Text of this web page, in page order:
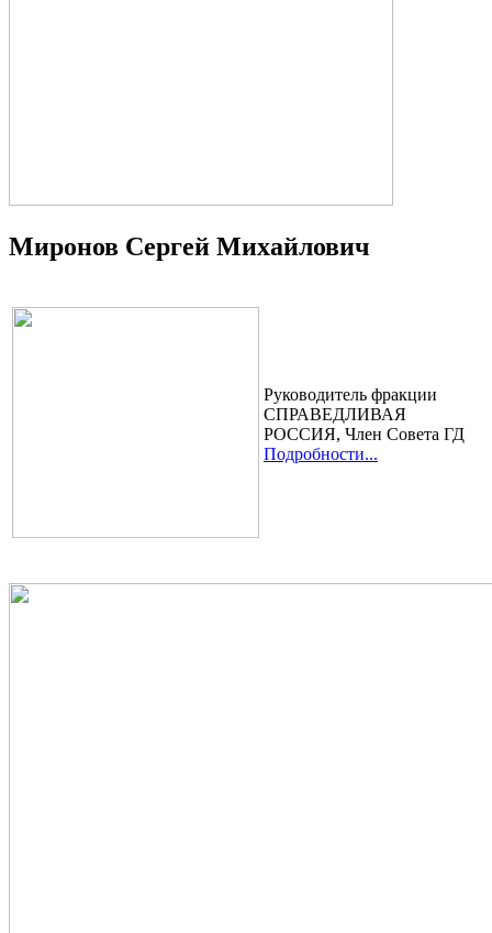
Миронов Сергей Михайлович
Руководитель фракции
СПРАВЕДЛИВАЯ
РОССИЯ, Член Cовета ГД
Подробности...